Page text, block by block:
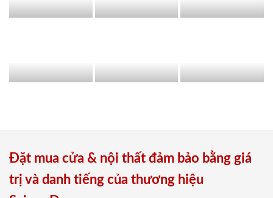
Đặt mua cửa & nội thất đảm bảo bằng giá
trị và danh tiếng của thương hiệu